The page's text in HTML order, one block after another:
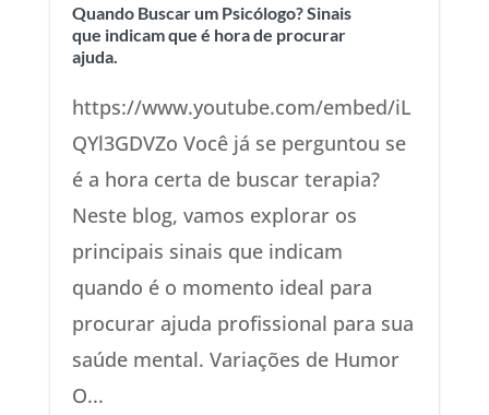
Quando Buscar um Psicólogo? Sinais
que indicam que é hora de procurar
ajuda.
https://www.youtube.com/embed/iL
QYl3GDVZo Você já se perguntou se
é a hora certa de buscar terapia?
Neste blog, vamos explorar os
principais sinais que indicam
quando é o momento ideal para
procurar ajuda profissional para sua
saúde mental. Variações de Humor
O...